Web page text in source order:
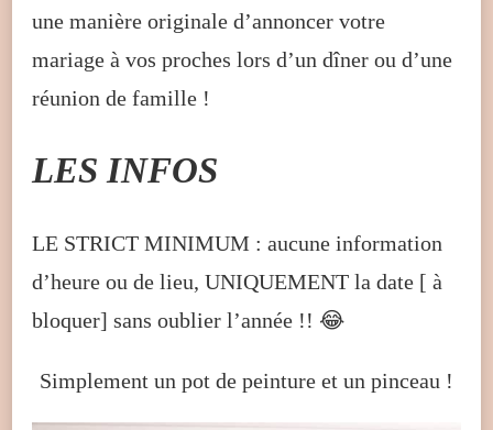
une manière originale d’annoncer votre
mariage à vos proches lors d’un dîner ou d’une
réunion de famille !
LES INFOS
LE STRICT MINIMUM : aucune information
d’heure ou de lieu, UNIQUEMENT la date [ à
bloquer] sans oublier l’année !! 😂
Simplement un pot de peinture et un pinceau !